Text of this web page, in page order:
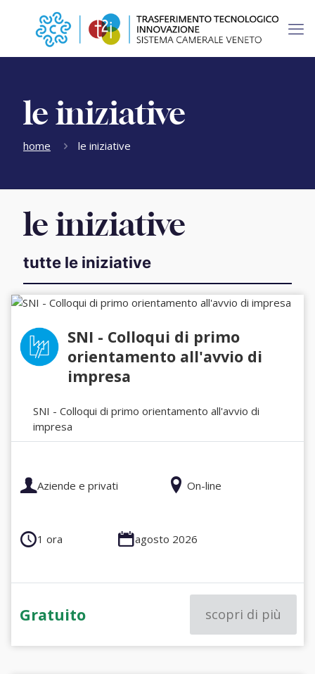
le iniziative
home le iniziative
le iniziative
tutte le iniziative
SNI - Colloqui di primo
orientamento all'avvio di
impresa
SNI - Colloqui di primo orientamento all'avvio di
impresa
Aziende e privati On-line
1 ora agosto 2026
Gratuito scopri di più